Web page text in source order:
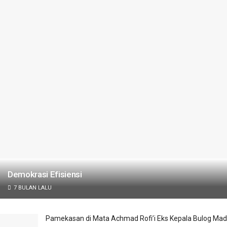
Demokrasi Efisiensi
7 BULAN LALU
Pamekasan di Mata Achmad Rofi’i Eks Kepala Bulog